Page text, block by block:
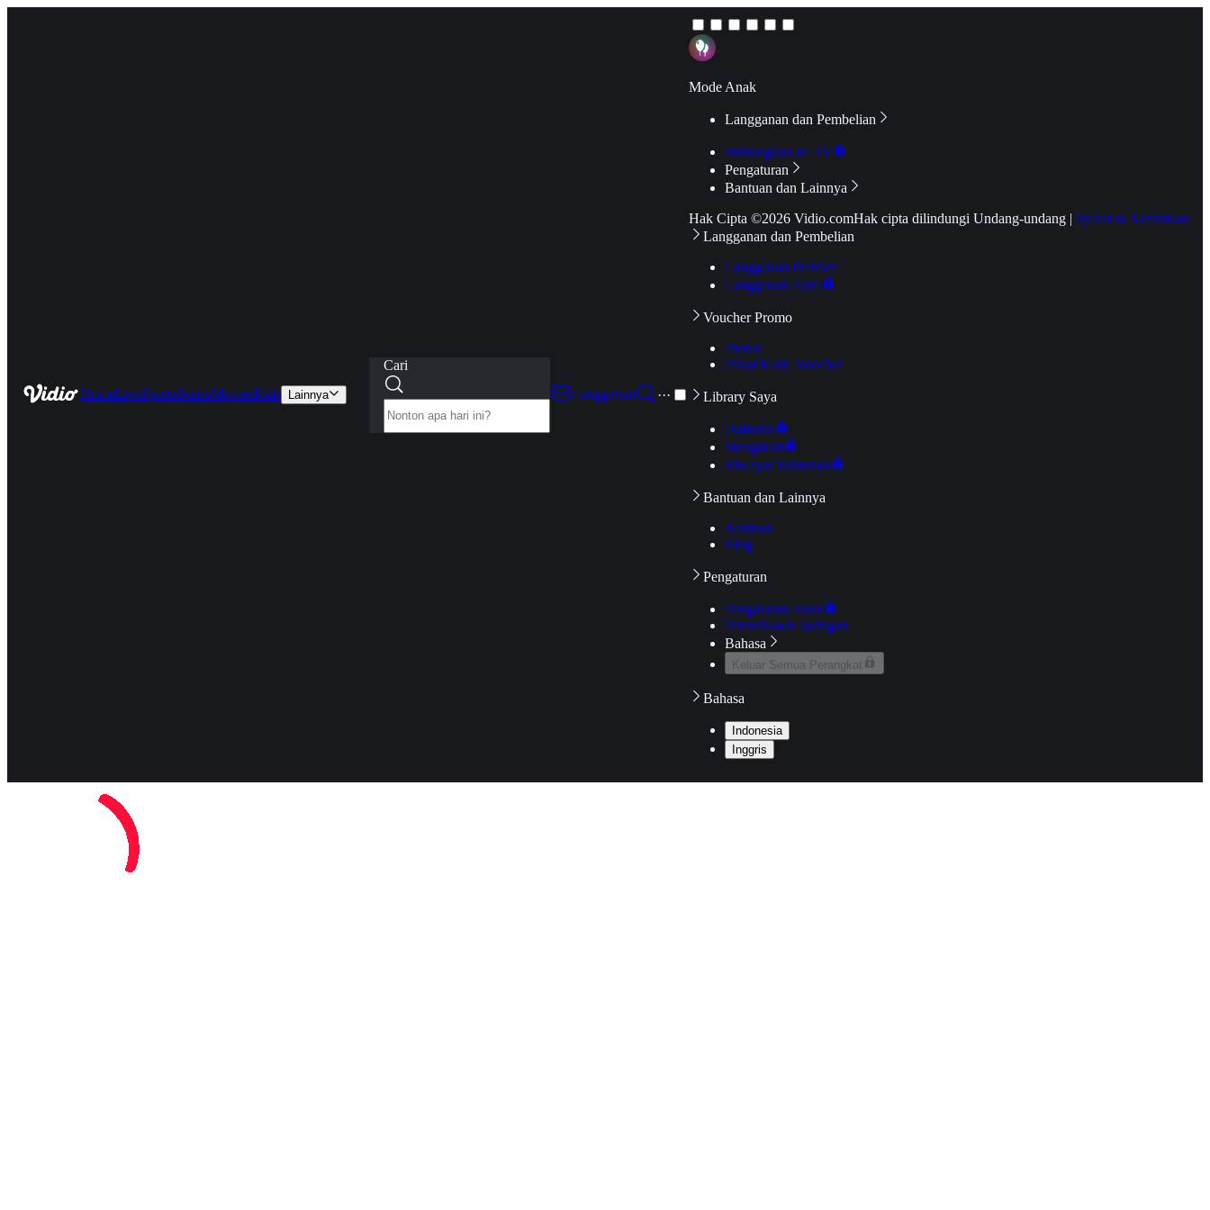
HomeLiveSportsSeriesMoviesKids Lainnya
Cari
Langganan
···
Mode Anak
Langganan dan Pembelian
Hubungkan ke TV
Pengaturan
Bantuan dan Lainnya
Hak Cipta ©2026 Vidio.comHak cipta dilindungi Undang-undang | Syarat & Ketentuan
Langganan dan Pembelian
Langganan Premier
Langganan Aktif
Voucher Promo
Promo
Pakai Kode Voucher
Library Saya
Daftarku
Mengikuti
Riwayat Tontonan
Bantuan dan Lainnya
Bantuan
Blog
Pengaturan
Pengaturan Akun
Pemeriksaan Jaringan
Bahasa
Keluar Semua Perangkat
Bahasa
Indonesia
Inggris